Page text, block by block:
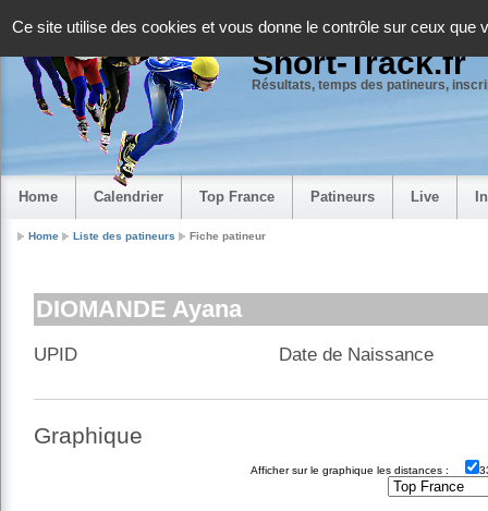
Ce site utilise des cookies et vous donne le contrôle sur ceux que
Short-Track.fr
Résultats, temps des patineurs,
Home Calendrier Top France Patineurs Live
Home Liste des patineurs Fiche patineur
DIOMANDE Ayana
UPID Date de Naissance
Graphique
Afficher sur le graphique les distances :